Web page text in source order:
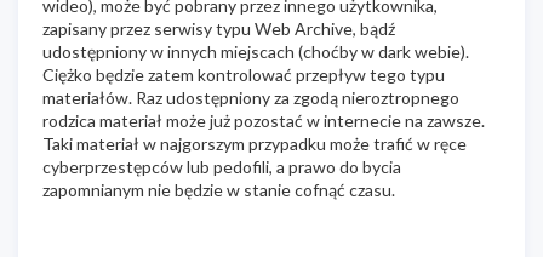
wideo), może być pobrany przez innego użytkownika,
zapisany przez serwisy typu Web Archive, bądź
udostępniony w innych miejscach (choćby w dark webie).
Ciężko będzie zatem kontrolować przepływ tego typu
materiałów. Raz udostępniony za zgodą nieroztropnego
rodzica materiał może już pozostać w internecie na zawsze.
Taki materiał w najgorszym przypadku może trafić w ręce
cyberprzestępców lub pedofili, a prawo do bycia
zapomnianym nie będzie w stanie cofnąć czasu.